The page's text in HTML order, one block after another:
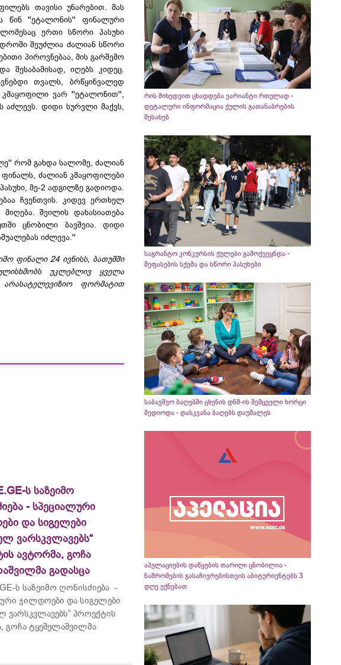
თავისი უნარებით. მას
წინ ''ეტალონის'' ფინალური
ერთი სწორი პასუხი
შეუძლია ძალიან სწორი
პიროვნებაა, მის გარშემო
შესაბამისად, იღებს კიდეც.
თვალს, ბრწყინვალედ
ვარ ''ეტალონით'',
აძლევს. დიდი სურვლი მაქვს,
რომ გახდა სალომე, ძალიან
ფინალს, ძალიან კმაყოფილები
მე-2 ადგილზე გადიოდა.
ჩვენთვის. კიდევ ერთხელ
შვილის დახასიათება
ცნობილი ბავშვია. დიდი
იძლევა.''
ფინალი 24 ივნისს, ბათუმში
უკლებლივ ყველა
ფორმატით
ს საზეიმო
- სპეციალური
და სიგელები
ვარსკვლავებს“
ავტორმა, გოჩა
გადასცა
ს საზეიმო ღონისძიება -
ჯილდოები და სიგელები
ვარსკვლავებს“ პროექტის
გოჩა ტყეშელაშვილმა
რის მიხედვით ცხადდება ვარიანტი რთულად -
დეტალური ინფორმაცია ქულის გათანაბრების
შესახებ
საგრანტო კონკურსის ქულები გამოქვეყნდა -
შეფასების სქემა და სწორი პასუხები
საბავშვო ბაღებში ცხენის დნმ-ის შემცველი ხორცი
შედიოდა - დასკვანა ბაღებს დაუმალეს
აპელაციების დაწყების თარიღი ცნობილია -
ნაშრომების გასაჩივრებისთვის აბიტურიენტებს 3
დღე ექნებათ